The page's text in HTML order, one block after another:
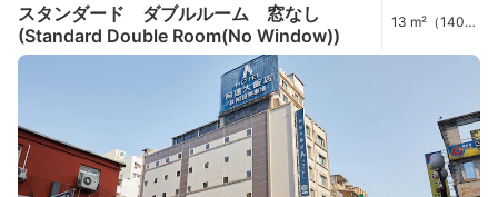
スタンダード ダブルルーム 窓なし
(Standard Double Room(No Window))
13 m²（140